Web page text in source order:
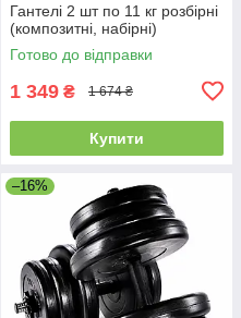
Гантелі 2 шт по 11 кг розбірні
(композитні, набірні)
Готово до відправки
1 349 ₴ 1 674 ₴
Купити
–16%